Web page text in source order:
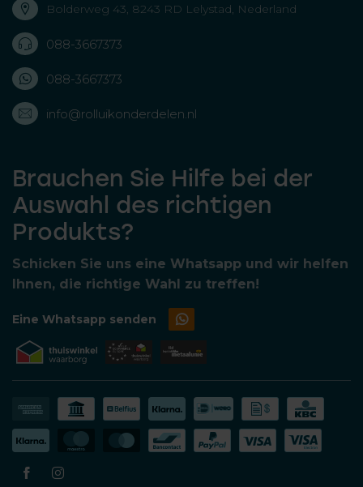
Bolderweg 43, 8243 RD Lelystad, Nederland
088-3667373
088-3667373
info@rolluikonderdelen.nl
Brauchen Sie Hilfe bei der
Auswahl des richtigen
Produkts?
Schicken Sie uns eine Whatsapp und wir helfen
Ihnen, die richtige Wahl zu treffen!
Eine Whatsapp senden